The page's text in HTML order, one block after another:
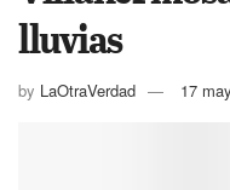
lluvias
by LaOtraVerdad 17